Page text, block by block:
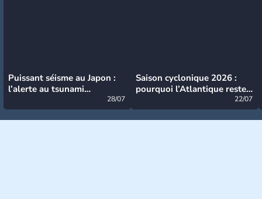
Puissant séisme au Japon :
l’alerte au tsunami
28/07
Saison cyclonique 2026 :
pourquoi l’Atlantique reste
22/07